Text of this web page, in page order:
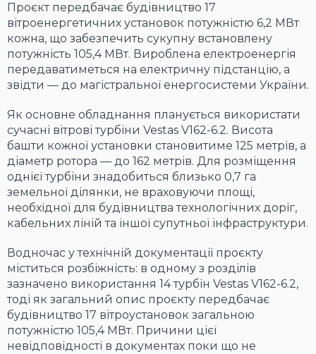
Проєкт передбачає будівництво 17
вітроенергетичних установок потужністю 6,2 МВт
кожна, що забезпечить сукупну встановлену
потужність 105,4 МВт. Вироблена електроенергія
передаватиметься на електричну підстанцію, а
звідти — до магістральної енергосистеми України.
Як основне обладнання планується використати
сучасні вітрові турбіни Vestas V162-6.2. Висота
башти кожної установки становитиме 125 метрів, а
діаметр ротора — до 162 метрів. Для розміщення
однієї турбіни знадобиться близько 0,7 га
земельної ділянки, не враховуючи площі,
необхідної для будівництва технологічних доріг,
кабельних ліній та іншої супутньої інфраструктури.
Водночас у технічній документації проєкту
міститься розбіжність: в одному з розділів
зазначено використання 14 турбін Vestas V162-6.2,
тоді як загальний опис проєкту передбачає
будівництво 17 вітроустановок загальною
потужністю 105,4 МВт. Причини цієї
невідповідності в документах поки що не